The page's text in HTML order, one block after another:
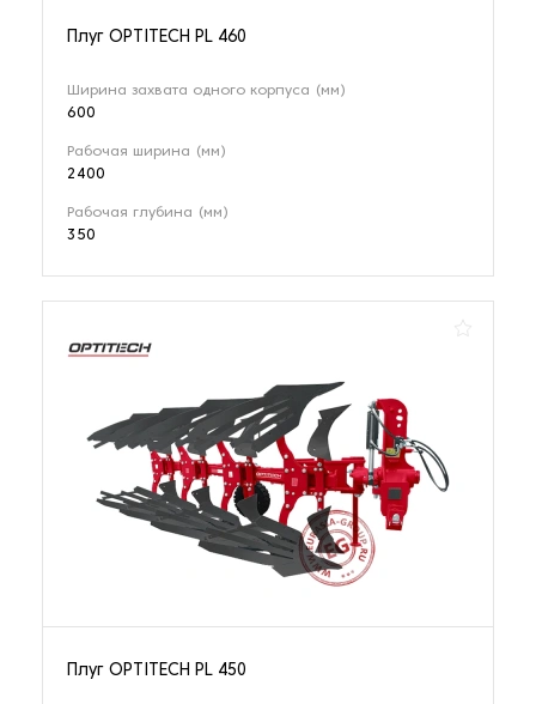
Плуг OPTITECH PL 460
Ширина захвата одного корпуса (мм)
600
Рабочая ширина (мм)
2400
Рабочая глубина (мм)
350
Плуг OPTITECH PL 450